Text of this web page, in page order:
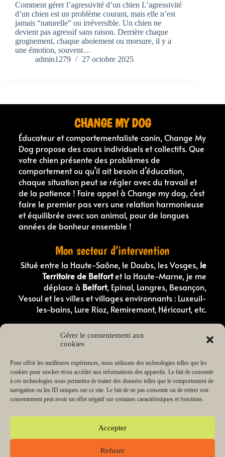
Gérer le consentement aux
cookies
Pour offrir les meilleures expériences, nous utilisons des technologies telles que les
cookies pour stocker et/ou accéder aux informations des appareils. Le fait de consentir
à ces technologies nous permettra de traiter des données telles que le comportement de
navigation ou les ID uniques sur ce site. Le fait de ne pas consentir ou de retirer son
consentement peut avoir un effet négatif sur certaines caractéristiques et fonctions.
Accepter
Refuser
Comment gérer l’agressivité d’un chien L’agressivité
d’un chien est un problème courant, mais elle n’est
jamais “naturelle” ou irréversible. Un chien ne
devient pas agressif sans raison. Derrière chaque
grognement, chaque aboiement ou morsure, il y a
une émotion, souvent…
admin1279
27 octobre 2025
CHANGE MY DOG
Éducateur et comportementaliste canin, Change My
Dog propose des cours individuels et collectifs. Que
votre chien présente des problèmes de
comportement ou qu’il ait besoin d’éducation,
chaque situation peut se régler avec du travail et
de la patience ! Faire appel à Change my dog, c’est
faire le premier pas vers une relation harmonieuse
et équilibrée avec son animal, pour de longues
années de bonheur ensemble !
Mon secteur d’intervention
Situé entre la Haute-Saône, le Doubs, les Vosges, le
Territoire de Belfortet la Haute-Marne, je me
déplace à Belfort, Epinal, Langres, Besançon,
Vesoul et les villes et villages environnants : Luxeuil-
les-bains, Lure Rioz, Remiremont, Héricourt, etc.
Comportementaliste canin en Haute-Saone
Comportementaliste canin dans les Vosges
Éducateur canin dans le Doubs
Éducateur canin dans le Territoire de Belfort
Éducateur canin en Haute-Marne
Éducateur de chiot en Haute-Saône
Éducateur de chiot dans les Vosges
Lecteur
audio
Copyright © 2026 Change my dog Educateur et